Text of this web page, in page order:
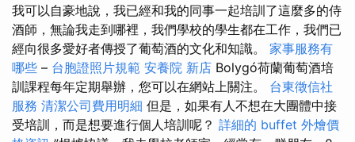
我可以自豪地說，我已經和我的同事一起培訓了這麼多的侍
酒師，無論我走到哪裡，我們學校的學生都在工作，我們已
經向很多愛好者傳授了葡萄酒的文化和知識。 家事服務有
哪些 – 台胞證照片規範 安養院 新店 Bolygó荷蘭葡萄酒培
訓課程每年定期舉辦，您可以在網站上關注。 台東徵信社
服務 清潔公司費用明細 但是，如果有人不想在大團體中接
受培訓，而是想要進行個人培訓呢？ 詳細的 buffet 外燴價